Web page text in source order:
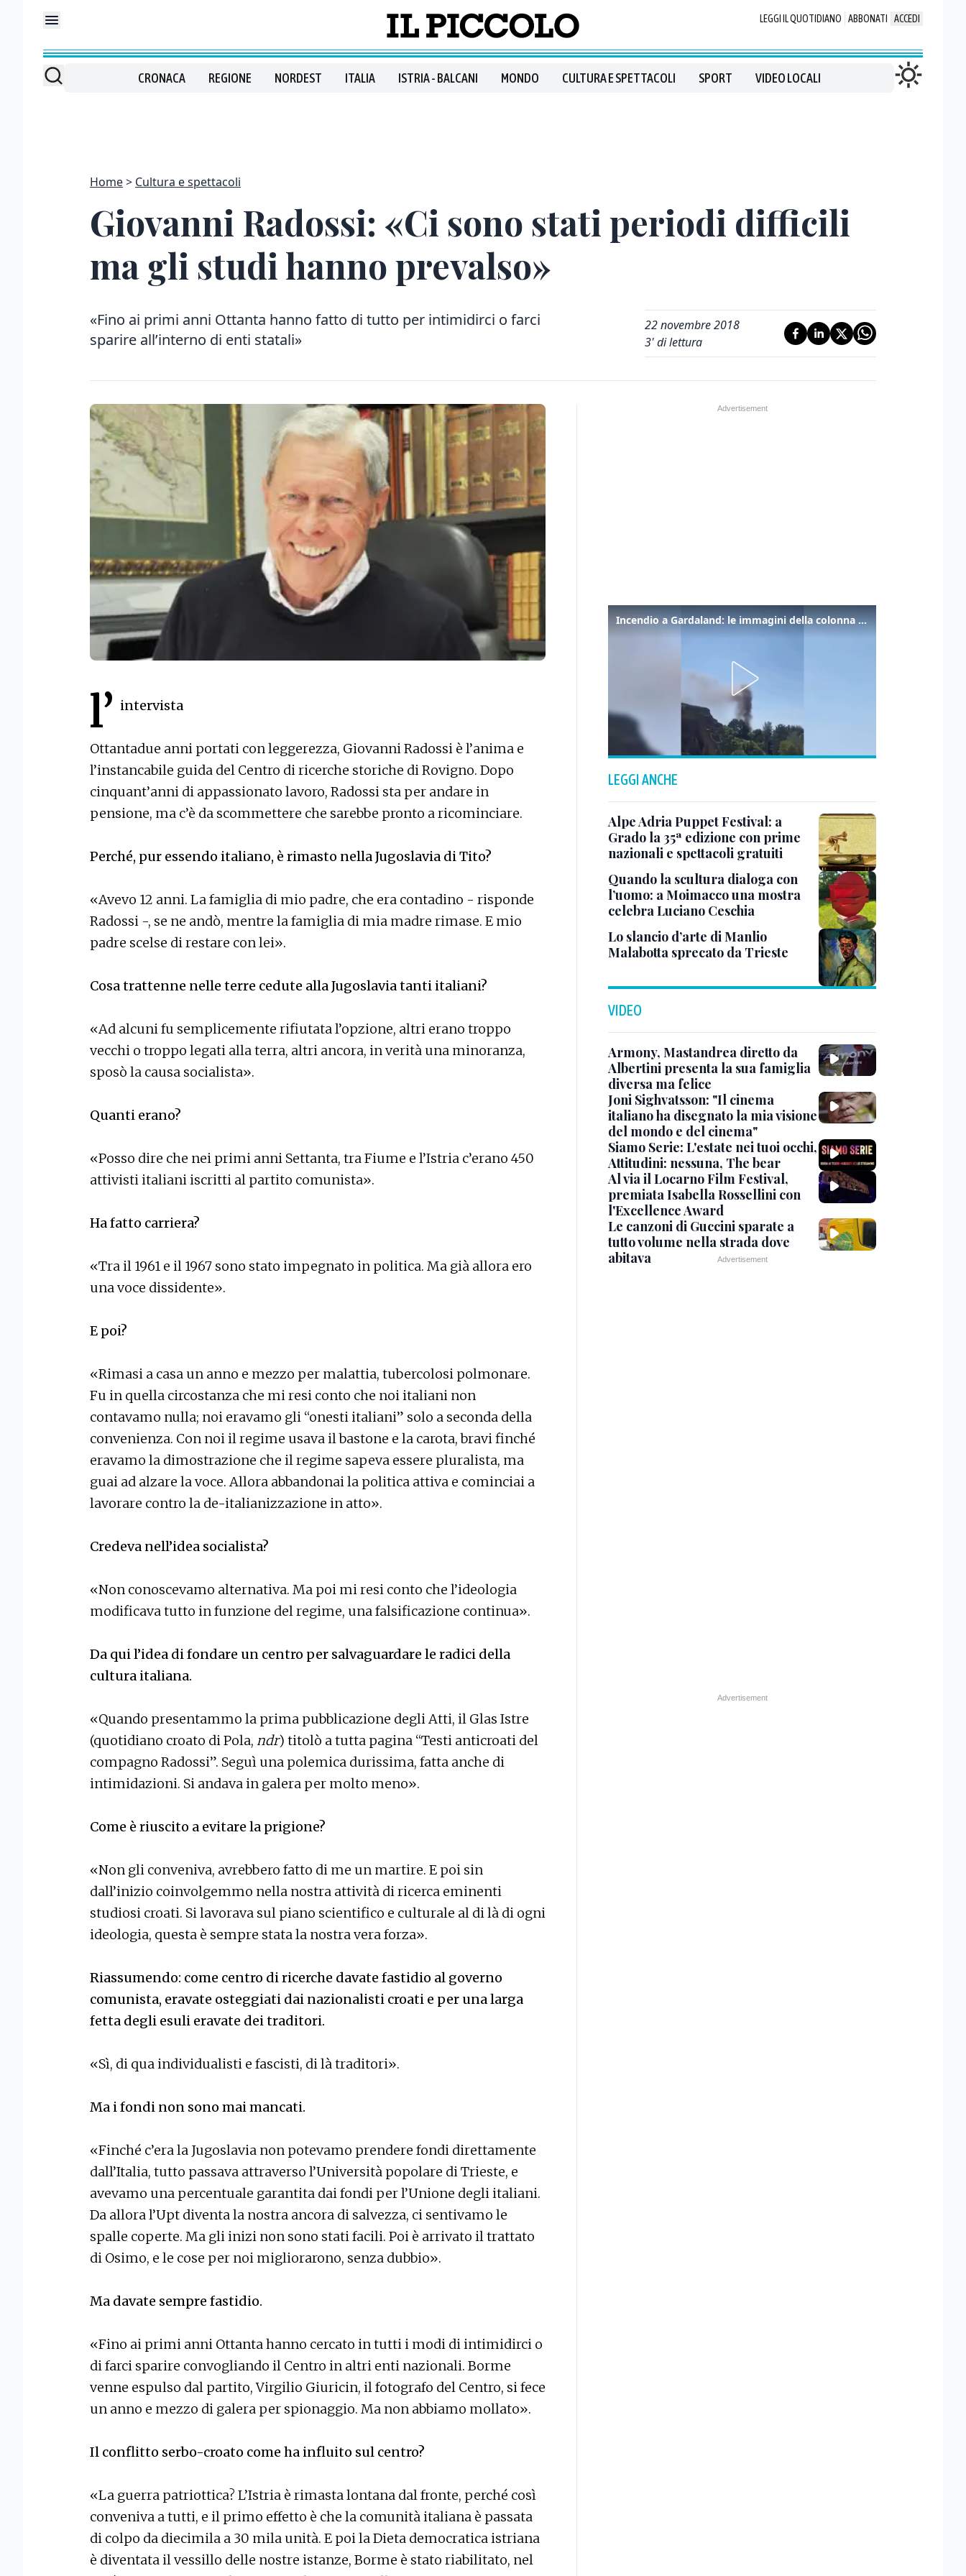
LEGGI IL QUOTIDIANO ABBONATI ACCEDI
CRONACA REGIONE NORDEST ITALIA ISTRIA - BALCANI MONDO CULTURA E SPETTACOLI SPORT VIDEO LOCALI
Home Cultura e spettacoli
Giovanni Radossi: «Ci sono stati periodi difficili
ma gli studi hanno prevalso»
«Fino ai primi anni Ottanta hanno fatto di tutto per intimidirci o farci
sparire all’interno di enti statali»
22 novembre 2018
3' di lettura
l’ intervista
Ottantadue anni portati con leggerezza, Giovanni Radossi è l’anima e
l’instancabile guida del Centro di ricerche storiche di Rovigno. Dopo
cinquant’anni di appassionato lavoro, Radossi sta per andare in
pensione, ma c’è da scommettere che sarebbe pronto a ricominciare.
Perché, pur essendo italiano, è rimasto nella Jugoslavia di Tito?
«Avevo 12 anni. La famiglia di mio padre, che era contadino - risponde
Radossi -, se ne andò, mentre la famiglia di mia madre rimase. E mio
padre scelse di restare con lei».
Cosa trattenne nelle terre cedute alla Jugoslavia tanti italiani?
«Ad alcuni fu semplicemente rifiutata l’opzione, altri erano troppo
vecchi o troppo legati alla terra, altri ancora, in verità una minoranza,
sposò la causa socialista».
Quanti erano?
«Posso dire che nei primi anni Settanta, tra Fiume e l’Istria c’erano 450
attivisti italiani iscritti al partito comunista».
Ha fatto carriera?
«Tra il 1961 e il 1967 sono stato impegnato in politica. Ma già allora ero
una voce dissidente».
E poi?
«Rimasi a casa un anno e mezzo per malattia, tubercolosi polmonare.
Fu in quella circostanza che mi resi conto che noi italiani non
contavamo nulla; noi eravamo gli “onesti italiani” solo a seconda della
convenienza. Con noi il regime usava il bastone e la carota, bravi finché
eravamo la dimostrazione che il regime sapeva essere pluralista, ma
guai ad alzare la voce. Allora abbandonai la politica attiva e cominciai a
lavorare contro la de-italianizzazione in atto».
Credeva nell’idea socialista?
«Non conoscevamo alternativa. Ma poi mi resi conto che l’ideologia
modificava tutto in funzione del regime, una falsificazione continua».
Da qui l’idea di fondare un centro per salvaguardare le radici della
cultura italiana.
«Quando presentammo la prima pubblicazione degli Atti, il Glas Istre
(quotidiano croato di Pola, ndr) titolò a tutta pagina “Testi anticroati del
compagno Radossi”. Seguì una polemica durissima, fatta anche di
intimidazioni. Si andava in galera per molto meno».
Come è riuscito a evitare la prigione?
«Non gli conveniva, avrebbero fatto di me un martire. E poi sin
dall’inizio coinvolgemmo nella nostra attività di ricerca eminenti
studiosi croati. Si lavorava sul piano scientifico e culturale al di là di ogni
ideologia, questa è sempre stata la nostra vera forza».
Riassumendo: come centro di ricerche davate fastidio al governo
comunista, eravate osteggiati dai nazionalisti croati e per una larga
fetta degli esuli eravate dei traditori.
«Sì, di qua individualisti e fascisti, di là traditori».
Ma i fondi non sono mai mancati.
«Finché c’era la Jugoslavia non potevamo prendere fondi direttamente
dall’Italia, tutto passava attraverso l’Università popolare di Trieste, e
avevamo una percentuale garantita dai fondi per l’Unione degli italiani.
Da allora l’Upt diventa la nostra ancora di salvezza, ci sentivamo le
spalle coperte. Ma gli inizi non sono stati facili. Poi è arrivato il trattato
di Osimo, e le cose per noi migliorarono, senza dubbio».
Ma davate sempre fastidio.
«Fino ai primi anni Ottanta hanno cercato in tutti i modi di intimidirci o
di farci sparire convogliando il Centro in altri enti nazionali. Borme
venne espulso dal partito, Virgilio Giuricin, il fotografo del Centro, si fece
un anno e mezzo di galera per spionaggio. Ma non abbiamo mollato».
Il conflitto serbo-croato come ha influito sul centro?
«La guerra patriottica? L’Istria è rimasta lontana dal fronte, perché così
conveniva a tutti, e il primo effetto è che la comunità italiana è passata
di colpo da diecimila a 30 mila unità. E poi la Dieta democratica istriana
è diventata il vessillo delle nostre istanze, Borme è stato riabilitato, nel
Incendio a Gardaland: le immagini della colonna di fumo
LEGGI ANCHE
Alpe Adria Puppet Festival: a
Grado la 35ª edizione con prime
nazionali e spettacoli gratuiti
Quando la scultura dialoga con
l’uomo: a Moimacco una mostra
celebra Luciano Ceschia
Lo slancio d’arte di Manlio
Malabotta sprecato da Trieste
VIDEO
Armony, Mastandrea diretto da
Albertini presenta la sua famiglia
diversa ma felice
Joni Sighvatsson: "Il cinema
italiano ha disegnato la mia visione
del mondo e del cinema"
Siamo Serie: L'estate nei tuoi occhi,
Attitudini: nessuna, The bear
Al via il Locarno Film Festival,
premiata Isabella Rossellini con
l'Excellence Award
Le canzoni di Guccini sparate a
tutto volume nella strada dove
abitava